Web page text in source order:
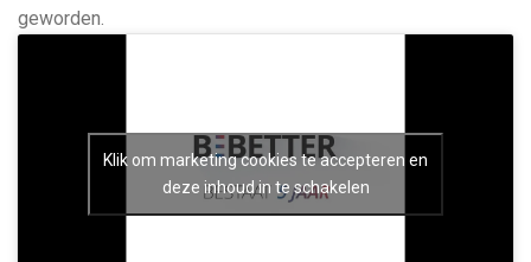
geworden.
Klik om marketing cookies te accepteren en
deze inhoud in te schakelen